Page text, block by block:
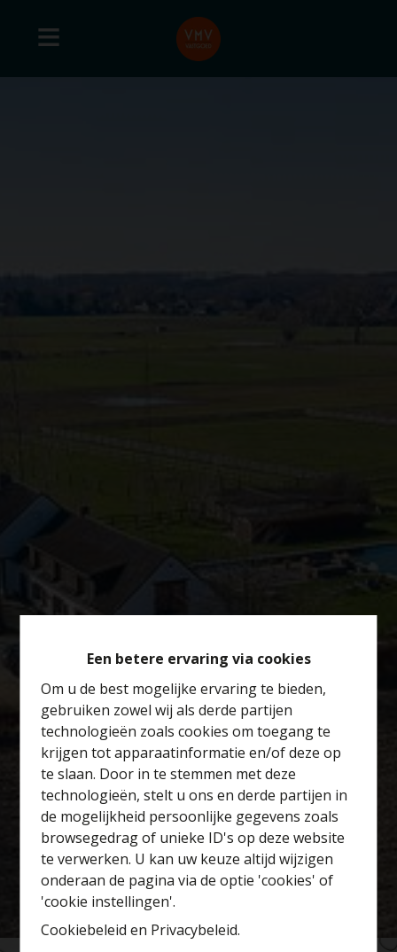
Een betere ervaring via cookies
Om u de best mogelijke ervaring te bieden,
gebruiken zowel wij als derde partijen
technologieën zoals cookies om toegang te
krijgen tot apparaatinformatie en/of deze op
te slaan. Door in te stemmen met deze
technologieën, stelt u ons en derde partijen in
de mogelijkheid persoonlijke gegevens zoals
browsegedrag of unieke ID's op deze website
te verwerken. U kan uw keuze altijd wijzigen
onderaan de pagina via de optie 'cookies' of
'cookie instellingen'.
Cookiebeleid en Privacybeleid.
Benieuwd naar de
waarde van je huis?
Gratis schatting